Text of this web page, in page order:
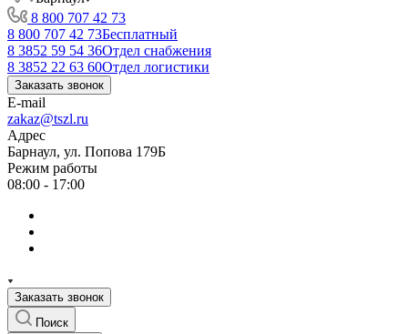
8 800 707 42 73
8 800 707 42 73Бесплатный
8 3852 59 54 36Отдел снабжения
8 3852 22 63 60Отдел логистики
Заказать звонок
E-mail
zakaz@tszl.ru
Адрес
Барнаул, ул. Попова 179Б
Режим работы
08:00 - 17:00
Заказать звонок
Поиск